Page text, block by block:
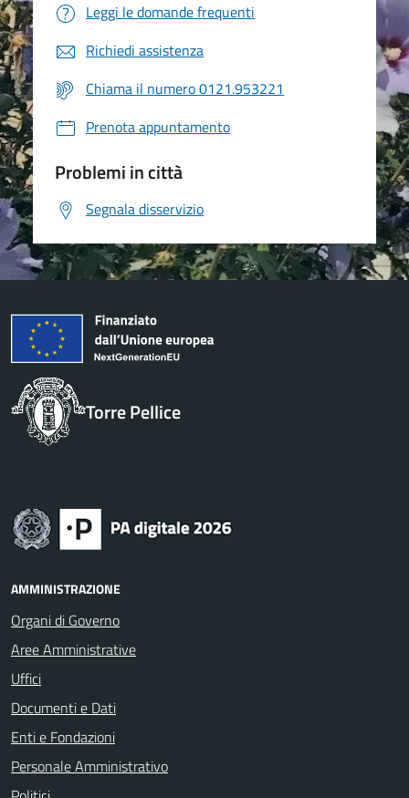
Leggi le domande frequenti
Richiedi assistenza
Chiama il numero 0121.953221
Prenota appuntamento
Problemi in città
Segnala disservizio
Torre Pellice
AMMINISTRAZIONE
Organi di Governo
Aree Amministrative
Uffici
Documenti e Dati
Enti e Fondazioni
Personale Amministrativo